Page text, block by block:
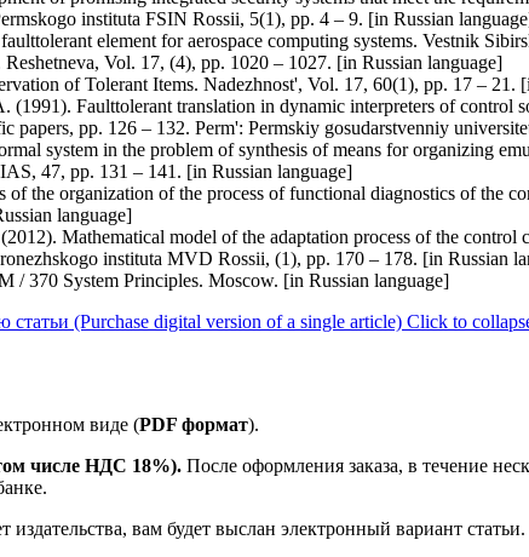
instituta FSIN Rossii, 5(1), pp. 4 – 9. [in Russian
element for aerospace computing systems. Vestnik
Vol. 17, (4), pp. 1020 – 1027. [in Russian language]
of Tolerant Items. Nadezhnost', Vol. 17, 60(1), pp. 17 – 21.
Faulttolerant translation in dynamic interpreters of control
papers, pp. 126 – 132. Perm': Permskiy gosudarstvenniy
system in the problem of synthesis of means for organizing
47, pp. 131 – 141. [in Russian language]
of the organization of the process of functional diagnostics of the
language]
Mathematical model of the adaptation process of the control
instituta MVD Rossii, (1), pp. 170 – 178. [in Russian
/ 370 System Principles. Moscow. [in Russian language]
статьи (Purchase digital version of a single article) Click to
виде (PDF формат).
числе НДС 18%). После оформления заказа, в течение
издательства, вам будет выслан электронный вариант статьи.